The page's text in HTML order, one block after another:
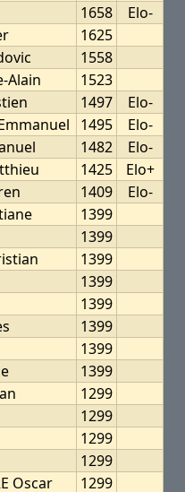
1658
Elo-
1625
1558
Alain
1523
1497
Elo-
1495
Elo-
1482
Elo-
1425
Elo+
1409
Elo-
1399
1399
1399
1399
1399
1399
1399
1399
1299
1299
1299
1299
Oscar
1299